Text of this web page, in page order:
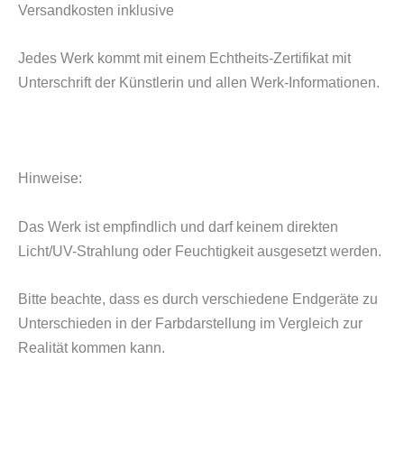
Versandkosten inklusive
Jedes Werk kommt mit einem Echtheits-Zertifikat mit
Unterschrift der Künstlerin und allen Werk-Informationen.
Hinweise:
Das Werk ist empfindlich und darf keinem direkten
Licht/UV-Strahlung oder Feuchtigkeit ausgesetzt werden.
Bitte beachte, dass es durch verschiedene Endgeräte zu
Unterschieden in der Farbdarstellung im Vergleich zur
Realität kommen kann.